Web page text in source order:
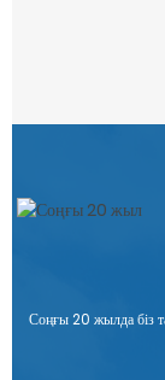
Соңғы 20 жылда біз